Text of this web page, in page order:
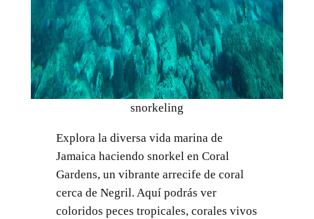
snorkeling
Explora la diversa vida marina de
Jamaica haciendo snorkel en Coral
Gardens, un vibrante arrecife de coral
cerca de Negril. Aquí podrás ver
coloridos peces tropicales, corales vivos